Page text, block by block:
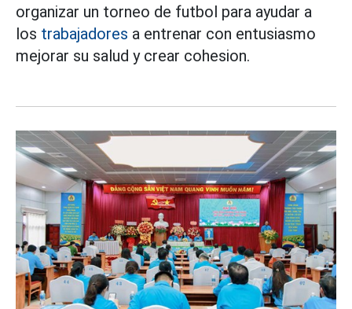
organizar un torneo de futbol para ayudar a
los trabajadores a entrenar con entusiasmo
mejorar su salud y crear cohesion.